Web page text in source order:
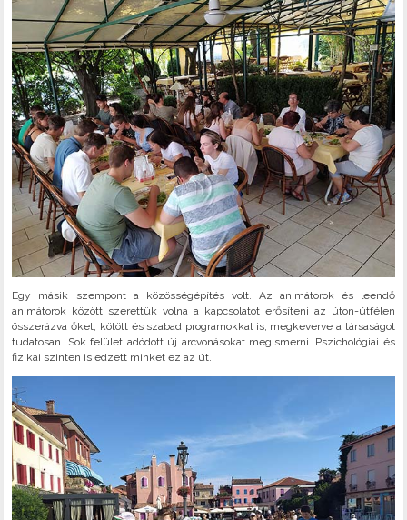
Egy másik szempont a közösségépítés volt. Az animátorok és leendő
animátorok között szerettük volna a kapcsolatot erősíteni az úton-útfélen
összerázva őket, kötött és szabad programokkal is, megkeverve a társaságot
tudatosan. Sok felület adódott új arcvonásokat megismerni. Pszichológiai és
fizikai szinten is edzett minket ez az út.